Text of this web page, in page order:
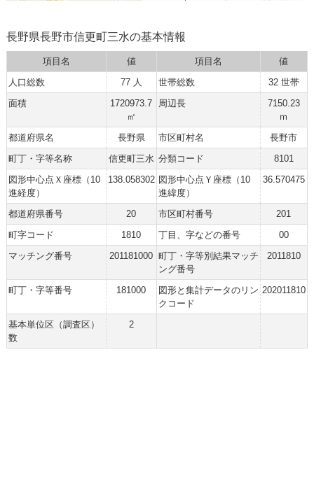
長野県長野市信更町三水の基本情報
項目名 値 項目名
値
人口総数
77 人 世帯総数
32 世帯
面積
1720973.7
㎡
周辺長
7150.23
ｍ
都道府県名
長野県 市区町村名
長野市
町丁・字等名称
信更町三水 分類コード
8101
図形中心点Ｘ座標（10
進経度）
138.058302 図形中心点Ｙ座標（10
進緯度）
36.570475
都道府県番号 20 市区町村番号
201
町字コード
1810 丁目、字などの番号
00
マッチング番号
201181000 町丁・字等別結果マッチ
ング番号
2011810
町丁・字等番号 181000
図形と集計データのリン
クコード
202011810
基本単位区（調査区）
数
2